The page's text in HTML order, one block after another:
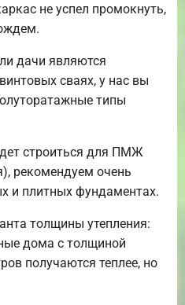
не успел промокнуть,
дачи являются
сваях, у нас вы
типы
строиться для ПМЖ
рекомендуем очень
и плитных фундаментах.
толщины утепления:
дома с толщиной
получаются теплее, но